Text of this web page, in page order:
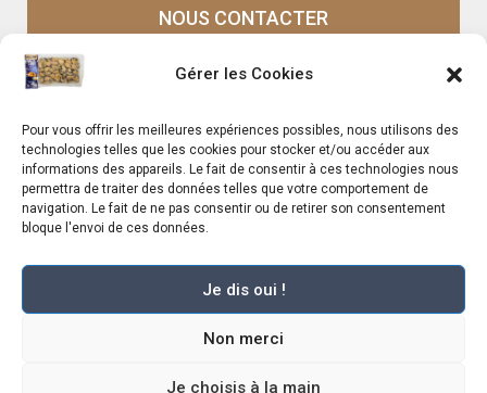
Gérer les Cookies
Pour vous offrir les meilleures expériences possibles, nous utilisons des
technologies telles que les cookies pour stocker et/ou accéder aux
informations des appareils. Le fait de consentir à ces technologies nous
permettra de traiter des données telles que votre comportement de
navigation. Le fait de ne pas consentir ou de retirer son consentement
bloque l'envoi de ces données.
Je dis oui !
Non merci
Je choisis à la main
NOUS CONTACTER
Rappels produits
Le Mag
Mentions légales–
Vente